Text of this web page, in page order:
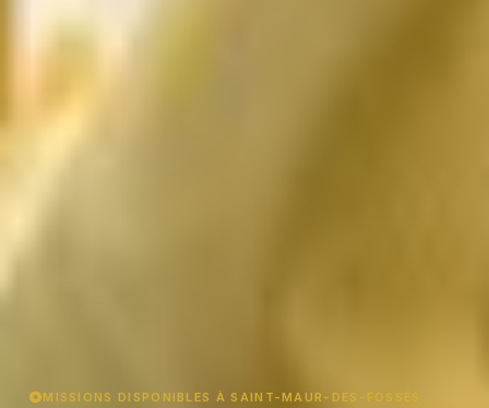
MISSIONS DISPONIBLES À SAINT-MAUR-DES-FOSSÉS